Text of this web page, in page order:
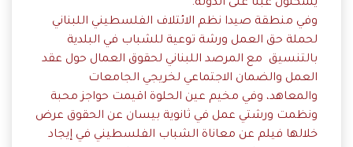
يشكلون عبئاً على الدولة.
وفي منطقة صيدا نظم الائتلاف الفلسطيني اللبناني
لحملة حق العمل ورشة توعية للشباب في البلدية
بالتنسيق مع المرصد اللبناني لحقوق العمال حول عقد
العمل والضمان الاجتماعي لخريجي الجامعات
والمعاهد، وفي مخيم عين الحلوة اقيمت حواجز محبة
ونظمت ورشتي عمل في ثانوية بيسان عن الحقوق عرض
خلالها فيلم عن معاناة الشباب الفلسطيني في إيجاد